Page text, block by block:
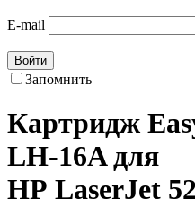
E-mail
Войти
Запомнить
Картридж
LH-16A для
HP LaserJet